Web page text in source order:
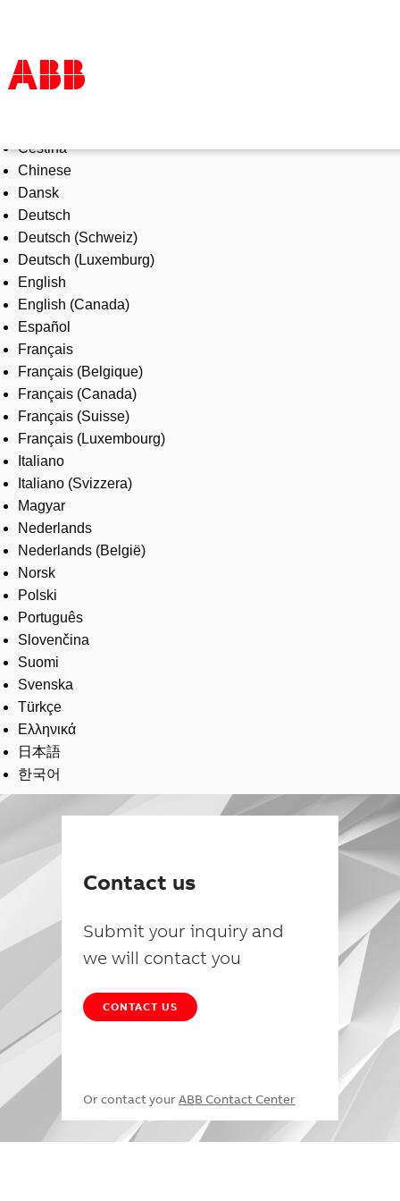
Products & Solutions
Industries
Services
About us
Where to buy
Contact us
Careers
Čeština
Chinese
Dansk
Deutsch
Deutsch (Schweiz)
Deutsch (Luxemburg)
English
English (Canada)
Español
Français
Français (Belgique)
Français (Canada)
Français (Suisse)
Français (Luxembourg)
Italiano
Italiano (Svizzera)
Magyar
Nederlands
Nederlands (België)
Norsk
Polski
Português
Slovenčina
Suomi
Svenska
Türkçe
Ελληνικά
日本語
한국어
Contact us
Submit your inquiry and
we will contact you
CONTACT US
Or contact your ABB Contact Center